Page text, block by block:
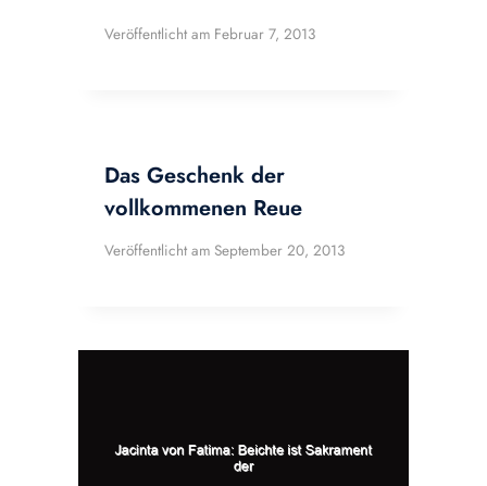
Veröffentlicht am Februar 7, 2013
Das Geschenk der
vollkommenen Reue
Veröffentlicht am September 20, 2013